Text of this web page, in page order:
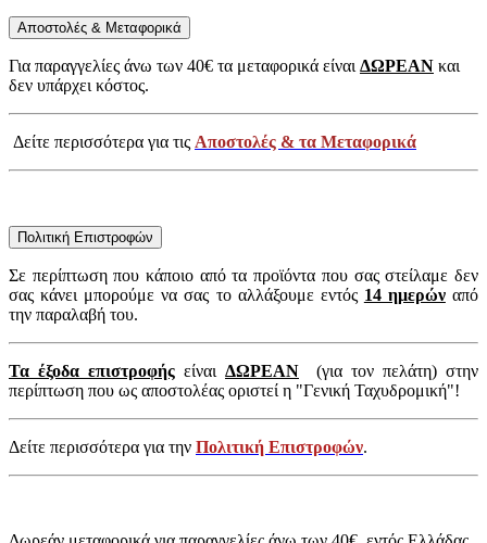
Αποστολές & Μεταφορικά
Για παραγγελίες άνω των 40€ τα μεταφορικά είναιΔΩΡΕΑΝ και
δεν υπάρχει κόστος.
Δείτε περισσότερα για τις Αποστολές & τα Μεταφορικά
Πολιτική Επιστροφών
Σε περίπτωση που κάποιο από τα προϊόντα που σας στείλαμε δεν
σας κάνει μπορούμε να σας το αλλάξουμε εντός 14 ημερώναπό
την παραλαβή του.
Τα έξοδα επιστροφής είναι ΔΩΡΕΑΝ (για τον πελάτη) στην
περίπτωση που ως αποστολέας οριστεί η "Γενική Ταχυδρομική"!
Δείτε περισσότερα για την Πολιτική Επιστροφών.